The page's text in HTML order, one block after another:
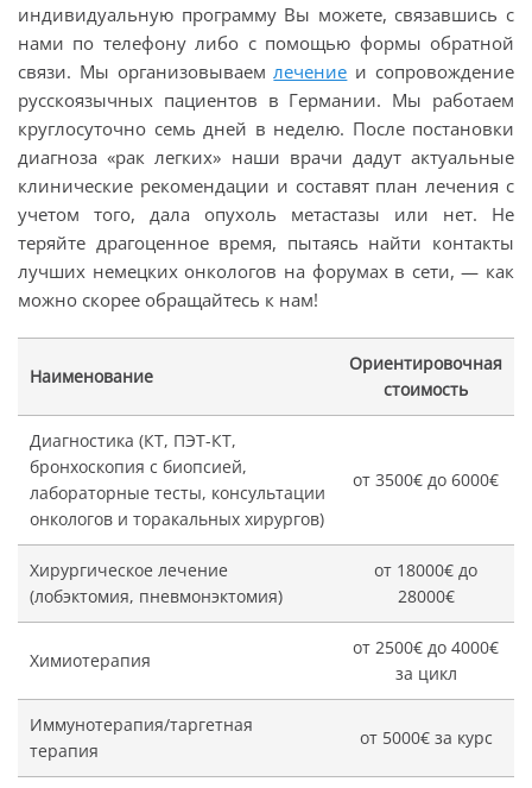
индивидуальную программу Вы можете, связавшись с
нами по телефону либо с помощью формы обратной
связи. Мы организовываем лечение и сопровождение
русскоязычных пациентов в Германии. Мы работаем
круглосуточно семь дней в неделю. После постановки
диагноза «рак легких» наши врачи дадут актуальные
клинические рекомендации и составят план лечения с
учетом того, дала опухоль метастазы или нет. Не
теряйте драгоценное время, пытаясь найти контакты
лучших немецких онкологов на форумах в сети, — как
можно скорее обращайтесь к нам!
Наименование
Ориентировочная
стоимость
Диагностика (КТ, ПЭТ-КТ,
бронхоскопия с биопсией,
лабораторные тесты, консультации
онкологов и торакальных хирургов)
от 3500€ до 6000€
Хирургическое лечение
(лобэктомия, пневмонэктомия)
от 18000€ до
28000€
Химиотерапия
от 2500€ до 4000€
за цикл
Иммунотерапия/таргетная
терапия
от 5000€ за курс